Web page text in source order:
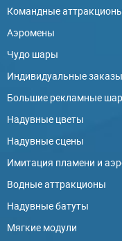
Командные
Аэромены
Чудо шары
Индивидуальные заказы
Большие рекламные
Надувные цветы
Надувные сцены
Имитация пламени и
Водные аттракционы
Надувные батуты
Мягкие модули